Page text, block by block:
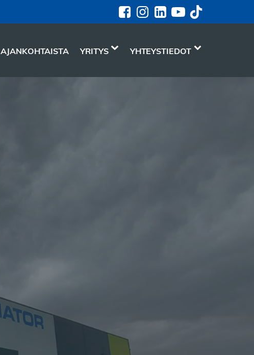
AJANKOHTAISTA YRITYS YHTEYSTIEDOT